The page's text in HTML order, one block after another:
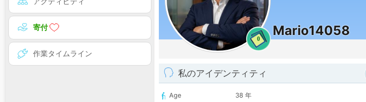
寄付
作業タイムライン
0
Mario14058
私のアイデンティティ
Age
38 年